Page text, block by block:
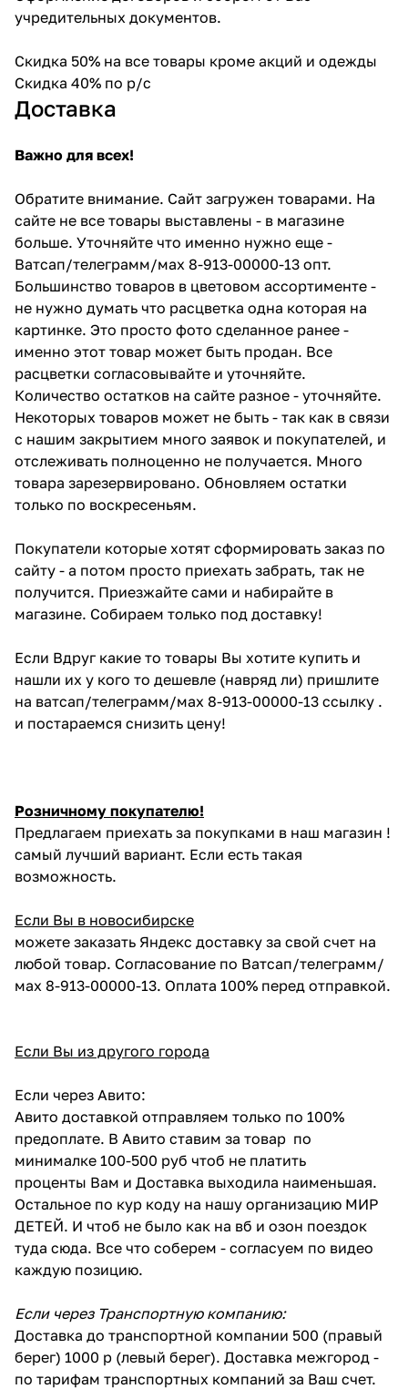
учредительных документов.
Скидка 50% на все товары кроме акций и одежды
Скидка 40% по р/с
Доставка
Важно для всех!
Обратите внимание. Сайт загружен товарами. На
сайте не все товары выставлены - в магазине
больше. Уточняйте что именно нужно еще -
Ватсап/телеграмм/мах 8-913-00000-13 опт.
Большинство товаров в цветовом ассортименте -
не нужно думать что расцветка одна которая на
картинке. Это просто фото сделанное ранее -
именно этот товар может быть продан. Все
расцветки согласовывайте и уточняйте.
Количество остатков на сайте разное - уточняйте.
Некоторых товаров может не быть - так как в связи
с нашим закрытием много заявок и покупателей, и
отслеживать полноценно не получается. Много
товара зарезервировано. Обновляем остатки
только по воскресеньям.
Покупатели которые хотят сформировать заказ по
сайту - а потом просто приехать забрать, так не
получится. Приезжайте сами и набирайте в
магазине. Собираем только под доставку!
Если Вдруг какие то товары Вы хотите купить и
нашли их у кого то дешевле (навряд ли) пришлите
на ватсап/телеграмм/мах 8-913-00000-13 ссылку .
и постараемся снизить цену!
Розничному покупателю!
Предлагаем приехать за покупками в наш магазин !
самый лучший вариант. Если есть такая
возможность.
Если Вы в новосибирске
можете заказать Яндекс доставку за свой счет на
любой товар. Согласование по Ватсап/телеграмм/
мах 8-913-00000-13. Оплата 100% перед отправкой.
Если Вы из другого города
Если через Авито:
Авито доставкой отправляем только по 100%
предоплате. В Авито ставим за товар по
минималке 100-500 руб чтоб не платить
проценты Вам и Доставка выходила наименьшая.
Остальное по кур коду на нашу организацию МИР
ДЕТЕЙ. И чтоб не было как на вб и озон поездок
туда сюда. Все что соберем - согласуем по видео
каждую позицию.
Если через Транспортную компанию:
Доставка до транспортной компании 500 (правый
берег) 1000 р (левый берег). Доставка межгород -
по тарифам транспортных компаний за Ваш счет.